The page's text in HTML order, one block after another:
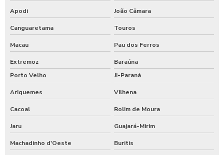
Apodi João Câmara
Canguaretama Touros
Macau Pau dos Ferros
Extremoz
Baraúna
Porto Velho
Ji-Paraná
Ariquemes Vilhena
Cacoal Rolim de Moura
Jaru Guajará-Mirim
Machadinho d'Oeste Buritis